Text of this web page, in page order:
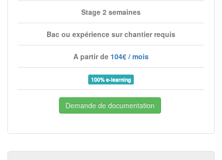
Stage 2 semaines
Bac ou expérience sur chantier requis
A partir de 104€ / mois
100% e-learning
Demande de documentation